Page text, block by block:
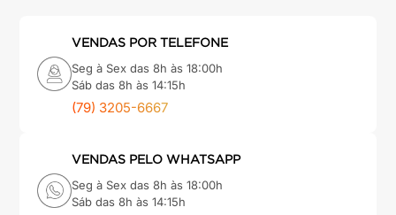
VENDAS POR TELEFONE
Seg à Sex das 8h às 18:00h
Sáb das 8h às 14:15h
(79) 3205-6667
VENDAS PELO WHATSAPP
Seg à Sex das 8h às 18:00h
Sáb das 8h às 14:15h